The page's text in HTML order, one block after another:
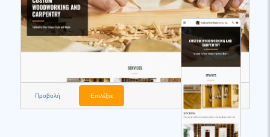
Προβολή Επιλέξτε